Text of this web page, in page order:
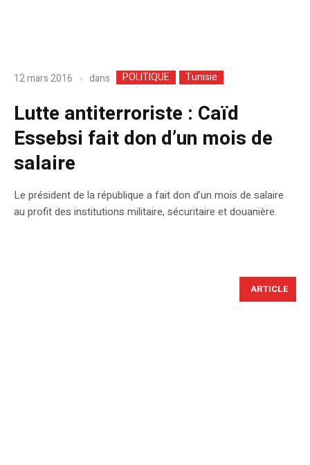
12 mars 2016 dans POLITIQUE Tunisie
Lutte antiterroriste : Caïd
Essebsi fait don d’un mois de
salaire
Le président de la république a fait don d’un mois de salaire
au profit des institutions militaire, sécuritaire et douanière.
ARTICLE